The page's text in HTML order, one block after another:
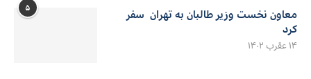
۵
معاون نخست وزیر طالبان به تهران سفر
کرد
۱۴ عقرب ۱۴۰۲